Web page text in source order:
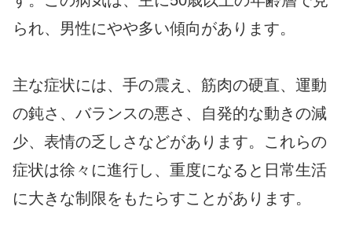
られ、男性にやや多い傾向があります。
主な症状には、手の震え、筋肉の硬直、運動
の鈍さ、バランスの悪さ、自発的な動きの減
少、表情の乏しさなどがあります。これらの
症状は徐々に進行し、重度になると日常生活
に大きな制限をもたらすことがあります。